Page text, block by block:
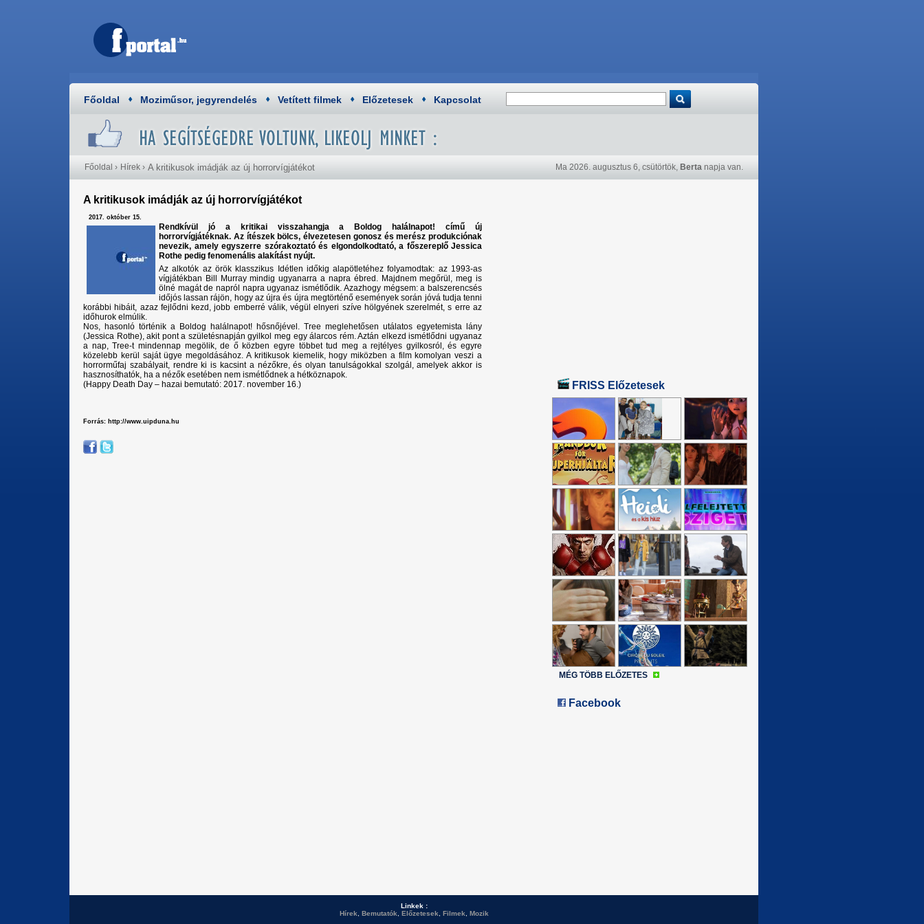
Főoldal Moziműsor, jegyrendelés Vetített filmek Előzetesek Kapcsolat
Főoldal › Hírek › A kritikusok imádják az új horrorvígjátékot Ma 2026. augusztus 6, csütörtök, Berta napja van.
A kritikusok imádják az új horrorvígjátékot
2017. október 15.
Rendkívül jó a kritikai visszahangja a Boldog halálnapot! című új
horrorvígjátéknak. Az ítészek bölcs, élvezetesen gonosz és merész produkciónak
nevezik, amely egyszerre szórakoztató és elgondolkodtató, a főszereplő Jessica
Rothe pedig fenomenális alakítást nyújt.
Az alkotók az örök klasszikus Idétlen időkig alapötletéhez folyamodtak: az 1993-as
vígjátékban Bill Murray mindig ugyanarra a napra ébred. Majdnem megőrül, meg is
ölné magát de napról napra ugyanaz ismétlődik. Azazhogy mégsem: a balszerencsés
időjós lassan rájön, hogy az újra és újra megtörténő események során jóvá tudja tenni
korábbi hibáit, azaz fejlődni kezd, jobb emberré válik, végül elnyeri szíve hölgyének szerelmét, s erre az
időhurok elmúlik.
Nos, hasonló történik a Boldog halálnapot! hősnőjével. Tree meglehetősen utálatos egyetemista lány
(Jessica Rothe), akit pont a születésnapján gyilkol meg egy álarcos rém. Aztán elkezd ismétlődni ugyanaz
a nap, Tree-t mindennap megölik, de ő közben egyre többet tud meg a rejtélyes gyilkosról, és egyre
közelebb kerül saját ügye megoldásához. A kritikusok kiemelik, hogy miközben a film komolyan veszi a
horrorműfaj szabályait, rendre ki is kacsint a nézőkre, és olyan tanulságokkal szolgál, amelyek akkor is
hasznosíthatók, ha a nézők esetében nem ismétlődnek a hétköznapok.
(Happy Death Day – hazai bemutató: 2017. november 16.)
Forrás: http://www.uipduna.hu
FRISS Előzetesek
MÉG TÖBB ELŐZETES
Facebook
Linkek :
Hírek
Bemutatók Előzetesek Filmek Mozik